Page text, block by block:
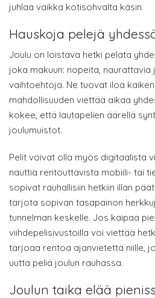
juhlaa vaikka kotisohvalta käsin.
Hauskoja pelejä
Joulu on loistava hetki pelata
joka makuun: nopeita,
vaihtoehtoja. Ne tuovat iloa
mahdollisuuden viettää aikaa
kokee, että lautapelien äärellä
joulumuistot.
Pelit voivat olla myös digitaalista
nauttia rentouttavista mobiili- tai
sopivat rauhallisiin hetkiin illan
tarjota sopivan tasapainon
tunnelman keskelle. Jos kaipaa
viihdepelisivustoilla voi viettää
tarjoaa rentoa ajanvietettä niille,
uutta peliä joulun rauhassa.
Joulun taika elää